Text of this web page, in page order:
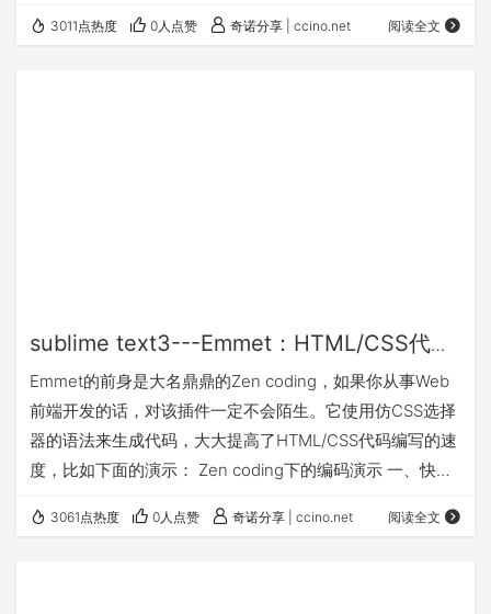
you in a dark alley and say, 'Psst, wanna see a UML
3011点热度 0人点赞 奇诺分享 | ccino.net 阅读全文
sublime text3---Emmet：HTML/CSS代码
快速编写神器
Emmet的前身是大名鼎鼎的Zen coding，如果你从事Web
前端开发的话，对该插件一定不会陌生。它使用仿CSS选择
器的语法来生成代码，大大提高了HTML/CSS代码编写的速
度，比如下面的演示： Zen coding下的编码演示 一、快速
签，比如<html>、<head>、<body>等，现在你只需要1秒
3061点热度 0人点赞 奇诺分享 | ccino.net 阅读全文